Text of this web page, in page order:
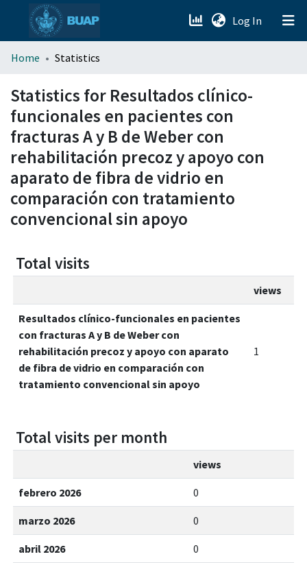
Log In (current)
menu.section.about_menu
All of DSpace
Home Statistics
Statistics for Resultados clínico-
funcionales en pacientes con
fracturas A y B de Weber con
rehabilitación precoz y apoyo con
aparato de fibra de vidrio en
comparación con tratamiento
convencional sin apoyo
Total visits
views
Resultados clínico-funcionales en pacientes
con fracturas A y B de Weber con
rehabilitación precoz y apoyo con aparato
de fibra de vidrio en comparación con
tratamiento convencional sin apoyo
1
Total visits per month
views
febrero 2026 0
marzo 2026 0
abril 2026 0